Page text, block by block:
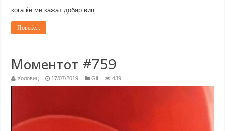
кога ќе ми кажат добар виц.
Повеќе...
Моментот #759
Холовиц 17/07/2019 Gif 439